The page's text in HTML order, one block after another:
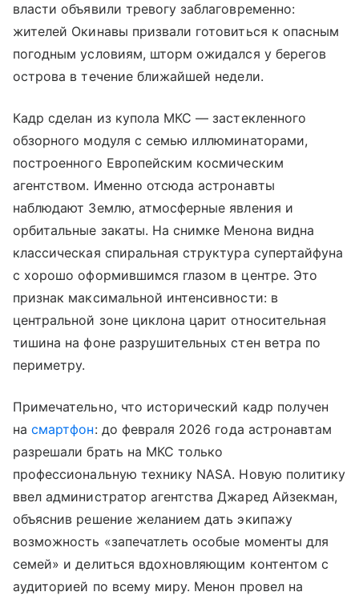
власти объявили тревогу заблаговременно:
жителей Окинавы призвали готовиться к опасным
погодным условиям, шторм ожидался у берегов
острова в течение ближайшей недели.
Кадр сделан из купола МКС — застекленного
обзорного модуля с семью иллюминаторами,
построенного Европейским космическим
агентством. Именно отсюда астронавты
наблюдают Землю, атмосферные явления и
орбитальные закаты. На снимке Менона видна
классическая спиральная структура супертайфуна
с хорошо оформившимся глазом в центре. Это
признак максимальной интенсивности: в
центральной зоне циклона царит относительная
тишина на фоне разрушительных стен ветра по
периметру.
Примечательно, что исторический кадр получен
насмартфон: до февраля 2026 года астронавтам
разрешали брать на МКС только
профессиональную технику NASA. Новую политику
ввел администратор агентства Джаред Айзекман,
объяснив решение желанием дать экипажу
возможность «запечатлеть особые моменты для
семей» и делиться вдохновляющим контентом с
аудиторией по всему миру. Менон провел на